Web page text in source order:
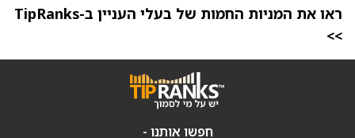
ראו את המניות החמות של בעלי העניין ב-TipRanks
>>
חפשו אותנו -